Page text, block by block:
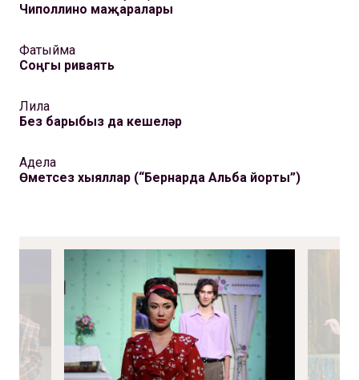
Чиполлино маҗаралары
Фатыйма
Соңгы риваять
Лила
Без барыбыз да кешеләр
Адела
Өметсез хыяллар (“Бернарда Альба йорты”)